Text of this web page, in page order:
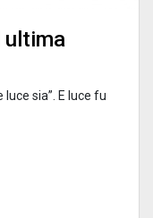
ultima
luce sia”. E luce fu